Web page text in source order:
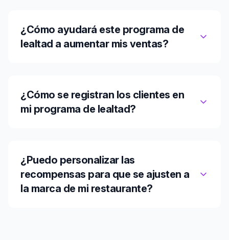
¿Cómo ayudará este programa de
lealtad a aumentar mis ventas?
¿Cómo se registran los clientes en
mi programa de lealtad?
¿Puedo personalizar las
recompensas para que se ajusten a
la marca de mi restaurante?